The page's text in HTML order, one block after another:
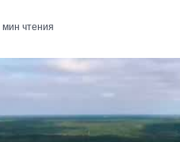
мин чтения